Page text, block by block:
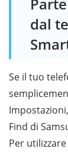
dal
Se il tuo
Find di
Per